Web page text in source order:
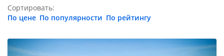
Сортировать:
По цене По популярности По рейтингу